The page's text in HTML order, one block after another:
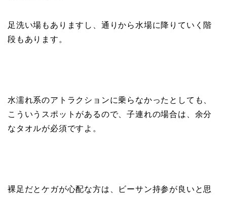
足洗い場もありますし、通りから水場に降りていく階
段もあります。
水濡れ系のアトラクションに乗らなかったとしても、
こういうスポットがあるので、子連れの場合は、余分
なタオルが必須ですよ。
裸足だとケガが心配な方は、ビーサン持参が良いと思